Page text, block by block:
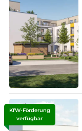
KfW-Förderung
verfügbar